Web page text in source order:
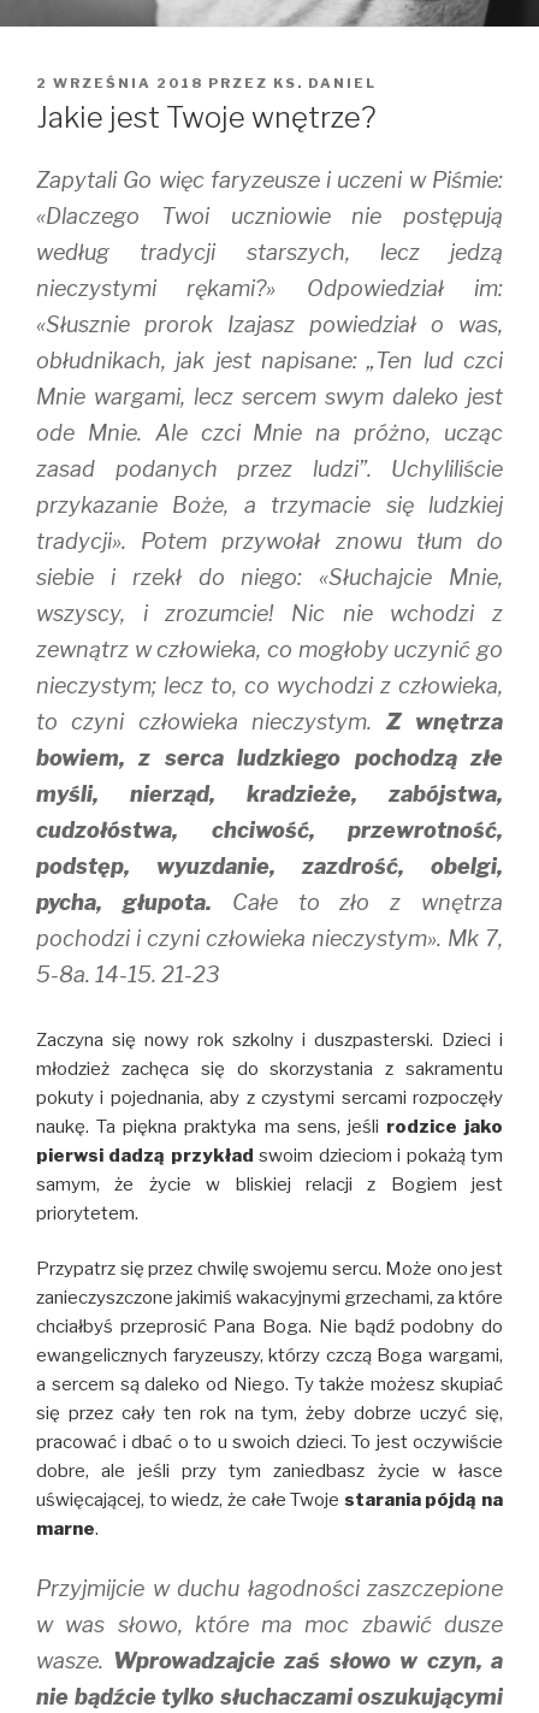
OPUBLIKOWANE
W
2 WRZEŚNIA 2018 PRZEZ KS. DANIEL
Jakie jest Twoje wnętrze?
Zapytali Go więc faryzeusze i uczeni w Piśmie:
«Dlaczego Twoi uczniowie nie postępują
według tradycji starszych, lecz jedzą
nieczystymi rękami?» Odpowiedział im:
«Słusznie prorok Izajasz powiedział o was,
obłudnikach, jak jest napisane: „Ten lud czci
Mnie wargami, lecz sercem swym daleko jest
ode Mnie. Ale czci Mnie na próżno, ucząc
zasad podanych przez ludzi”. Uchyliliście
przykazanie Boże, a trzymacie się ludzkiej
tradycji». Potem przywołał znowu tłum do
siebie i rzekł do niego: «Słuchajcie Mnie,
wszyscy, i zrozumcie! Nic nie wchodzi z
zewnątrz w człowieka, co mogłoby uczynić go
nieczystym; lecz to, co wychodzi z człowieka,
to czyni człowieka nieczystym. Z wnętrza
bowiem, z serca ludzkiego pochodzą złe
myśli, nierząd, kradzieże, zabójstwa,
cudzołóstwa, chciwość, przewrotność,
podstęp, wyuzdanie, zazdrość, obelgi,
pycha, głupota. Całe to zło z wnętrza
pochodzi i czyni człowieka nieczystym». Mk 7,
5-8a. 14-15. 21-23
Zaczyna się nowy rok szkolny i duszpasterski. Dzieci i
młodzież zachęca się do skorzystania z sakramentu
pokuty i pojednania, aby z czystymi sercami rozpoczęły
naukę. Ta piękna praktyka ma sens, jeśli rodzice jako
pierwsi dadzą przykład swoim dzieciom i pokażą tym
samym, że życie w bliskiej relacji z Bogiem jest
priorytetem.
Przypatrz się przez chwilę swojemu sercu. Może ono jest
zanieczyszczone jakimiś wakacyjnymi grzechami, za które
chciałbyś przeprosić Pana Boga. Nie bądź podobny do
ewangelicznych faryzeuszy, którzy czczą Boga wargami,
a sercem są daleko od Niego. Ty także możesz skupiać
się przez cały ten rok na tym, żeby dobrze uczyć się,
pracować i dbać o to u swoich dzieci. To jest oczywiście
dobre, ale jeśli przy tym zaniedbasz życie w łasce
uświęcającej, to wiedz, że całe Twoje starania pójdą na
marne.
Przyjmijcie w duchu łagodności zaszczepione
w was słowo, które ma moc zbawić dusze
wasze. Wprowadzajcie zaś słowo w czyn, a
nie bądźcie tylko słuchaczami oszukującymi